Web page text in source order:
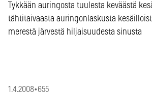
Tykkään auringosta tuulesta keväästä
tähtitaivaasta auringonlaskusta
merestä järvestä hiljaisuudesta sinusta
1.4.2008•655